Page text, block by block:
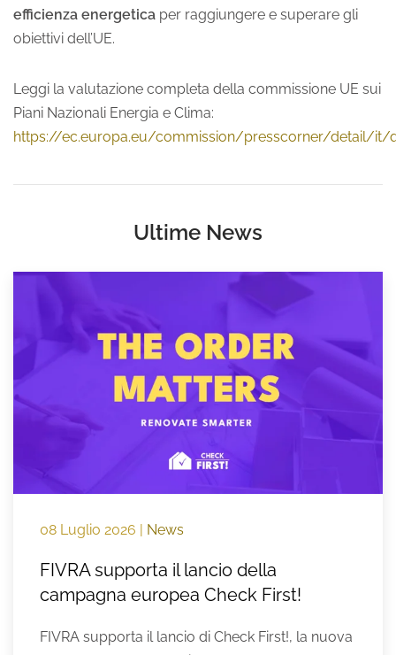
efficienza energetica per raggiungere e superare gli
obiettivi dell’UE.
Leggi la valutazione completa della commissione UE sui
Piani Nazionali Energia e Clima:
https://ec.europa.eu/commission/presscorner/detail/it/
Ultime News
08 Luglio 2026 | News
FIVRA supporta il lancio della
campagna europea Check First!
FIVRA supporta il lancio di Check First!, la nuova